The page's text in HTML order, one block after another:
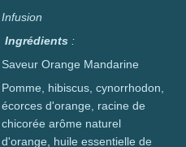
Infusion
Ingrédients :
Saveur Orange Mandarine
Pomme, hibiscus, cynorrhodon,
écorces d'orange, racine de
chicorée arôme naturel
d'orange, huile essentielle de